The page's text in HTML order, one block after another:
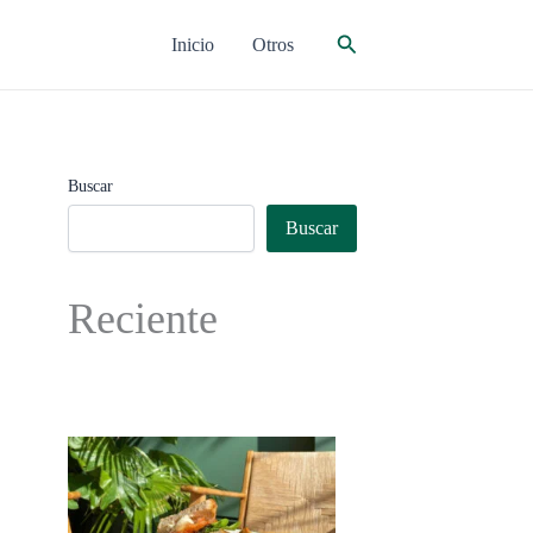
Inicio Otros Buscar
Buscar
Buscar
Reciente